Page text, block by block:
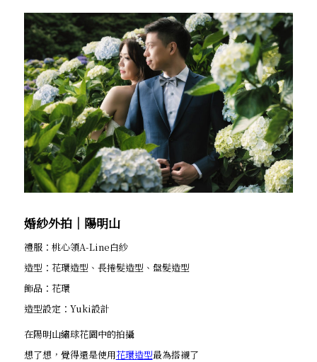
婚紗外拍│陽明山
禮服：桃心領A-Line白紗
造型：花環造型、長捲髮造型、盤髮造型
飾品：花環
造型設定：Yuki設計
在陽明山繡球花園中的拍攝
想了想，覺得還是使用花環造型最為搭襯了